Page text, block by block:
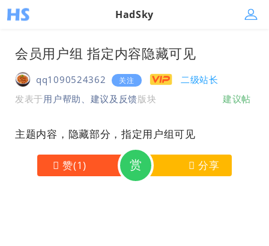
HadSky
会员用户组 指定内容隐藏可见
qq1090524362 关注
二级站长
发表于用户帮助、建议及反馈版块 建议帖
主题内容，隐藏部分，指定用户组可见
赞(1) 赏 分享